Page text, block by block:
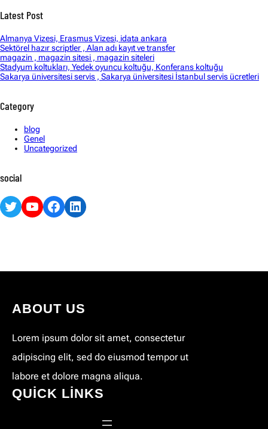
hLatest Post
Almanya Vizesi, Erasmus Vizesi, idata ankara
Sektörel hazır scriptler , Alan adı kayıt ve transfer
magazin , magazin sitesi , magazin siteleri
Stadyum koltukları, Yedek oyuncu koltuğu, Konferans koltuğu
Sakarya üniversitesi servis , Sakarya üniversitesi İstanbul servis ücretleri
Category
blog
Genel
Uncategorized
social
Twitter YouTube Facebook LinkedIn
ABOUT US
Lorem ipsum dolor sit amet, consectetur
adipiscing elit, sed do eiusmod tempor ut
labore et dolore magna aliqua.
QUICK LINKS